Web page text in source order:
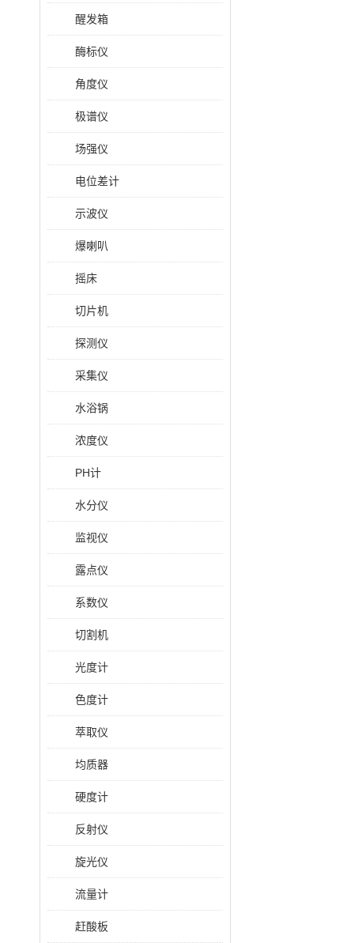
醒发箱
酶标仪
角度仪
极谱仪
场强仪
电位差计
示波仪
爆喇叭
摇床
切片机
探测仪
采集仪
水浴锅
浓度仪
PH计
水分仪
监视仪
露点仪
系数仪
切割机
光度计
色度计
萃取仪
均质器
硬度计
反射仪
旋光仪
流量计
赶酸板